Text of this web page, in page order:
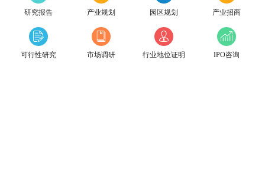
研究报告 产业规划 园区规划 产业招商
可行性研究 市场调研 行业地位证明 IPO咨询